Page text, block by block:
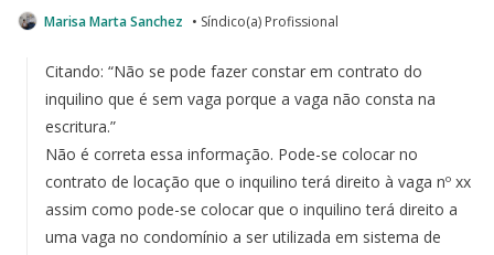
Marisa Marta Sanchez • Síndico(a) Profissional
Citando: “Não se pode fazer constar em contrato do
inquilino que é sem vaga porque a vaga não consta na
escritura.”
Não é correta essa informação. Pode-se colocar no
contrato de locação que o inquilino terá direito à vaga nº xx
assim como pode-se colocar que o inquilino terá direito a
uma vaga no condomínio a ser utilizada em sistema de